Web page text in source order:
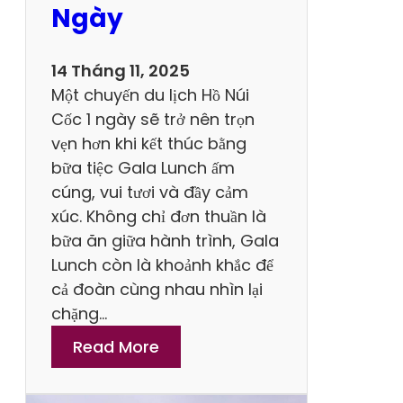
K
h
ô
n
g
N
ê
n
B
ỏ
Ngày
14 Tháng 11, 2025
Một chuyến du lịch Hồ Núi
Cốc 1 ngày sẽ trở nên trọn
vẹn hơn khi kết thúc bằng
bữa tiệc Gala Lunch ấm
cúng, vui tươi và đầy cảm
xúc. Không chỉ đơn thuần là
bữa ăn giữa hành trình, Gala
Lunch còn là khoảnh khắc để
cả đoàn cùng nhau nhìn lại
chặng…
Read More
C
á